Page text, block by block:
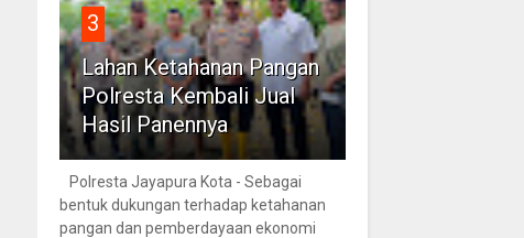
3
Lahan Ketahanan Pangan
Polresta Kembali Jual
Hasil Panennya
Polresta Jayapura Kota - Sebagai
bentuk dukungan terhadap ketahanan
pangan dan pemberdayaan ekonomi